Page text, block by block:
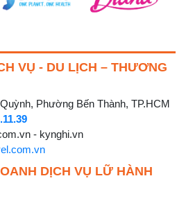
VỤ - DU LỊCH – THƯƠNG
Phường Bến Thành, TP.HCM
- kynghi.vn
DỊCH VỤ LỮ HÀNH